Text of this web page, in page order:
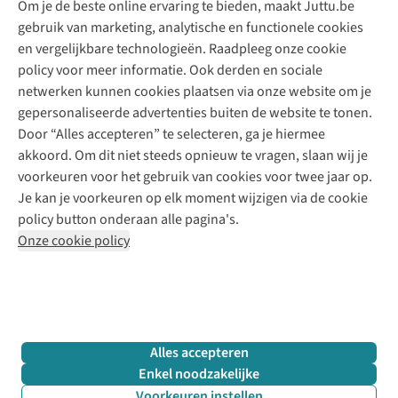
Om je de beste online ervaring te bieden, maakt Juttu.be
gebruik van marketing, analytische en functionele cookies
en vergelijkbare technologieën. Raadpleeg onze cookie
policy voor meer informatie. Ook derden en sociale
netwerken kunnen cookies plaatsen via onze website om je
gepersonaliseerde advertenties buiten de website te tonen.
Door “Alles accepteren” te selecteren, ga je hiermee
akkoord. Om dit niet steeds opnieuw te vragen, slaan wij je
voorkeuren voor het gebruik van cookies voor twee jaar op.
Je kan je voorkeuren op elk moment wijzigen via de cookie
policy button onderaan alle pagina's.
Onze cookie policy
Alles accepteren
Enkel noodzakelijke
10% studentenkorting
Klarna - achteraf betalen
Levering
Retourneren
Bestelling herroepen
Garantie
Contact
Kledingatelier
Personal shopping
Textielbox
Events / workshops
Juttu
Over ons
Juttu Friends
Inspiratie
Werken bij Juttu
Onze winkels
De wereld van Juttu
Verantwoord ondernemen
Toegankelijkheidsverklaring
Merken
Nathalie Vleeschouwer
Selected dames
HKLiving
Dickies
Sessùn
Strom
O My Bag
Revolution
Meld je aan voor de nieuwsbrief
Follow us
+32 (0)3 828 30 15 team@juttu.be
BTW BE 0416.762.280